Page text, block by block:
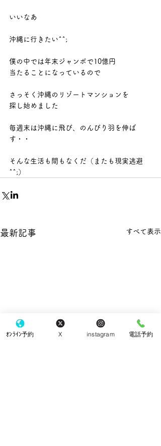
いいなあ
沖縄に行きたい^^;
僕の中では年末ジャンボで10億円
当たることになっているので
さっそく沖縄のリゾートマンションを
探し始めました
毎週末は沖縄に飛び、のんびり羽を伸ば
す・・
そんな生活も間もなくだ（またも現実逃避
^^;）
最新記事 すべて表示
ｵﾝﾗｲﾝ予約 X instagram 電話予約